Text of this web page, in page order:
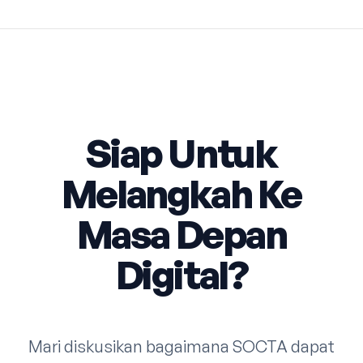
Siap Untuk
Melangkah Ke
Masa Depan
Digital?
Mari diskusikan bagaimana SOCTA dapat